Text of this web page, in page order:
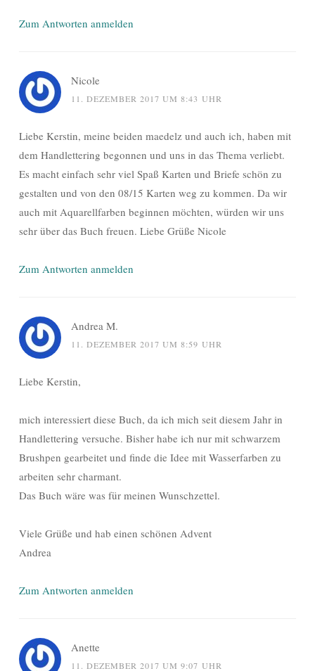
Zum Antworten anmelden
Nicole
11. DEZEMBER 2017 UM 8:43 UHR
Liebe Kerstin, meine beiden maedelz und auch ich, haben mit
dem Handlettering begonnen und uns in das Thema verliebt.
Es macht einfach sehr viel Spaß Karten und Briefe schön zu
gestalten und von den 08/15 Karten weg zu kommen. Da wir
auch mit Aquarellfarben beginnen möchten, würden wir uns
sehr über das Buch freuen. Liebe Grüße Nicole
Zum Antworten anmelden
Andrea M.
11. DEZEMBER 2017 UM 8:59 UHR
Liebe Kerstin,
mich interessiert diese Buch, da ich mich seit diesem Jahr in
Handlettering versuche. Bisher habe ich nur mit schwarzem
Brushpen gearbeitet und finde die Idee mit Wasserfarben zu
arbeiten sehr charmant.
Das Buch wäre was für meinen Wunschzettel.
Viele Grüße und hab einen schönen Advent
Andrea
Zum Antworten anmelden
Anette
11. DEZEMBER 2017 UM 9:07 UHR